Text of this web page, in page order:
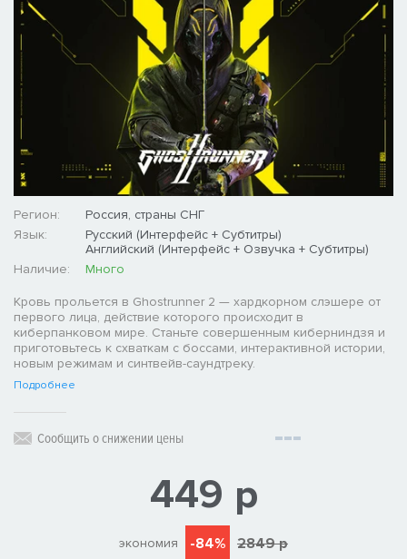
Регион:
Россия, страны СНГ
Язык:
Русский (Интерфейс + Субтитры)
Английский (Интерфейс + Озвучка + Субтитры)
Наличие:
Много
Кровь прольется в Ghostrunner 2 — хардкорном слэшере от
первого лица, действие которого происходит в
киберпанковом мире. Станьте совершенным киберниндзя и
приготовьтесь к схваткам с боссами, интерактивной истории,
новым режимам и синтвейв-саундтреку.
Подробнее
Сообщить о снижении цены
449 р
экономия -84% 2849 р